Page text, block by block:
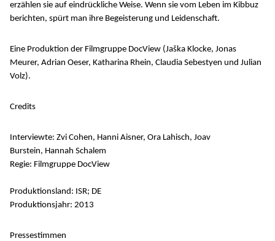
erzählen sie auf eindrückliche Weise. Wenn sie vom Leben im Kibbuz
berichten, spürt man ihre Begeisterung und Leidenschaft.
Eine Produktion der Filmgruppe DocView (Jaška Klocke, Jonas
Meurer, Adrian Oeser, Katharina Rhein, Claudia Sebestyen und Julian
Volz).
Credits
Interviewte: Zvi Cohen, Hanni Aisner, Ora Lahisch, Joav
Burstein, Hannah Schalem
Regie: Filmgruppe DocView
Produktionsland: ISR; DE
Produktionsjahr: 2013
Pressestimmen